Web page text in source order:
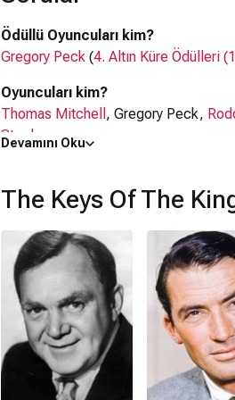
Ödüllü Oyuncuları kim?
Gregory Peck (4. Altın Küre Ödülleri
Oyuncuları kim?
Thomas Mitchell , Gregory Peck,
Stradner
The Keys Of The Kingdom filmiABD
Kaç saat?
2 saat 17 dakika
IMDb puanı kaç?
7.2
The Keys Of The Kingdom filmi
Dram
Devamını Oku
The Keys Of The